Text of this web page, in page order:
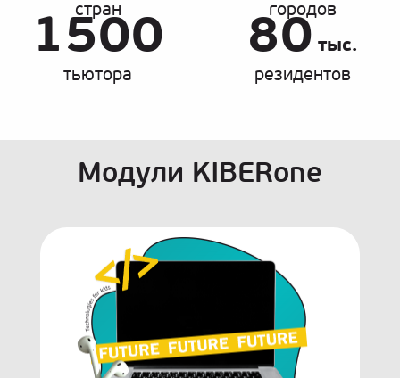
стран городов
1500
тьютора
80тыс.
резидентов
Модули KIBERone